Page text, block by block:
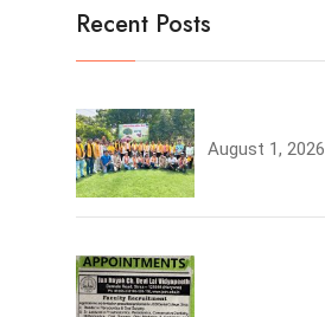
Recent Posts
August 1, 2026